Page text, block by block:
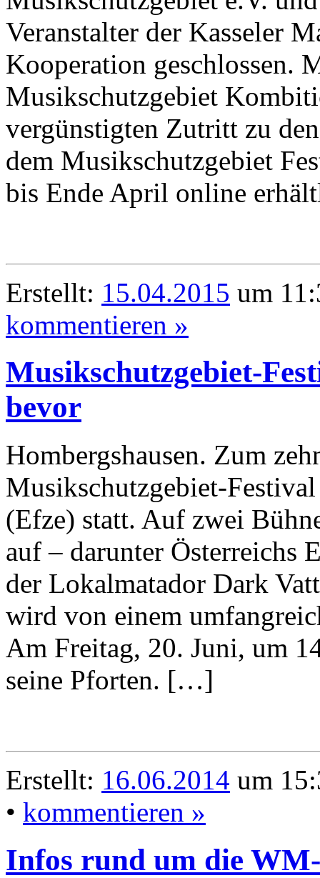
Veranstalter der Kasseler
Kooperation geschlossen.
Musikschutzgebiet
vergünstigten Zutritt zu
dem Musikschutzgebiet
bis Ende April online
Erstellt: 15.04.2015 um
kommentieren »
Musikschutzgebiet-
bevor
Hombergshausen. Zum
Musikschutzgebiet-
(Efze) statt. Auf zwei
auf – darunter Österreichs
der Lokalmatador Dark
wird von einem
Am Freitag, 20. Juni, um
seine Pforten. […]
Erstellt: 16.06.2014 um
• kommentieren »
Infos rund um die